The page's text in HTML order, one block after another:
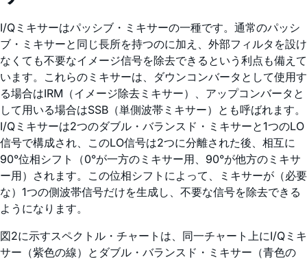
I/Qミキサーはパッシブ・ミキサーの一種です。通常のパッシ
ブ・ミキサーと同じ長所を持つのに加え、外部フィルタを設け
なくても不要なイメージ信号を除去できるという利点も備えて
います。これらのミキサーは、ダウンコンバータとして使用す
る場合はIRM（イメージ除去ミキサー）、アップコンバータと
して用いる場合はSSB（単側波帯ミキサー）とも呼ばれます。
I/Qミキサーは2つのダブル・バランスド・ミキサーと1つのLO
信号で構成され、このLO信号は2つに分離された後、相互に
90°位相シフト（0°が一方のミキサー用、90°が他方のミキサ
ー用）されます。この位相シフトによって、ミキサーが（必要
な）1つの側波帯信号だけを生成し、不要な信号を除去できる
ようになります。
図2に示すスペクトル・チャートは、同一チャート上にI/Qミキ
サー（紫色の線）とダブル・バランスド・ミキサー（青色の